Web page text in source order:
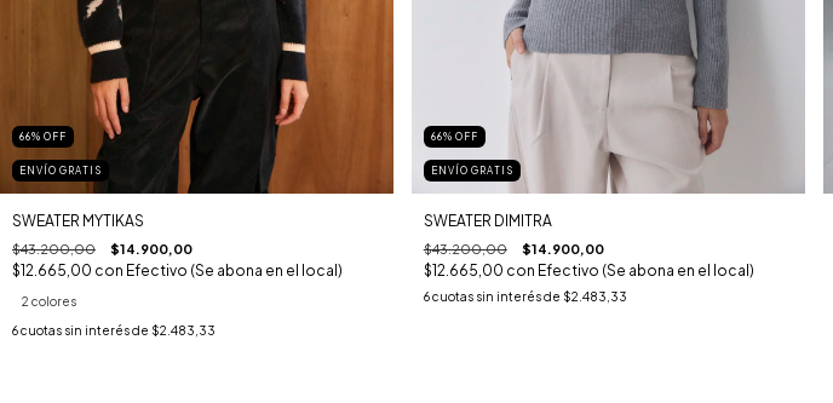
66% OFF
ENVÍO GRATIS
SWEATER MYTIKAS
$43.200,00 $14.900,00
$12.665,00 con Efectivo (Se abona en el local)
2 colores
6cuotas sin interés de $2.483,33
66% OFF
ENVÍO GRATIS
SWEATER DIMITRA
$43.200,00 $14.900,00
$12.665,00 con Efectivo (Se abona en el local)
6cuotas sin interés de $2.483,33